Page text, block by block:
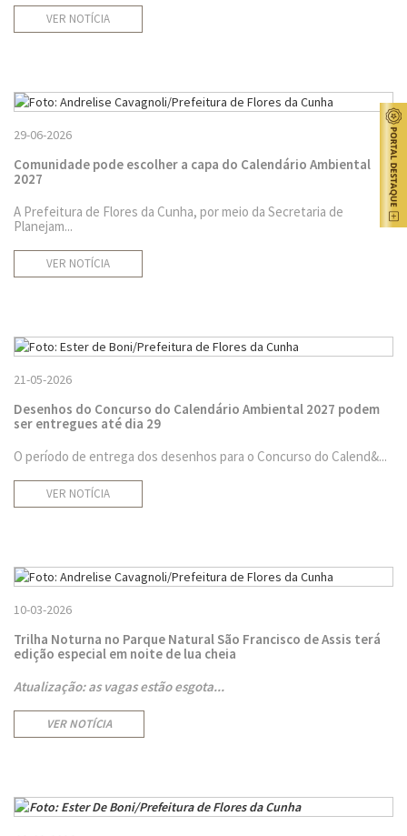
VER NOTÍCIA
29-06-2026
Comunidade pode escolher a capa do Calendário Ambiental
2027
A Prefeitura de Flores da Cunha, por meio da Secretaria de
Planejam...
VER NOTÍCIA
21-05-2026
Desenhos do Concurso do Calendário Ambiental 2027 podem
ser entregues até dia 29
O período de entrega dos desenhos para o Concurso do Calend&...
VER NOTÍCIA
10-03-2026
Trilha Noturna no Parque Natural São Francisco de Assis terá
edição especial em noite de lua cheia
Atualização: as vagas estão esgota...
VER NOTÍCIA